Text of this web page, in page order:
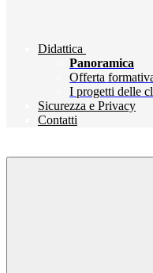
Didattica
Panoramica
Offerta
I progetti delle
Sicurezza e Privacy
Contatti